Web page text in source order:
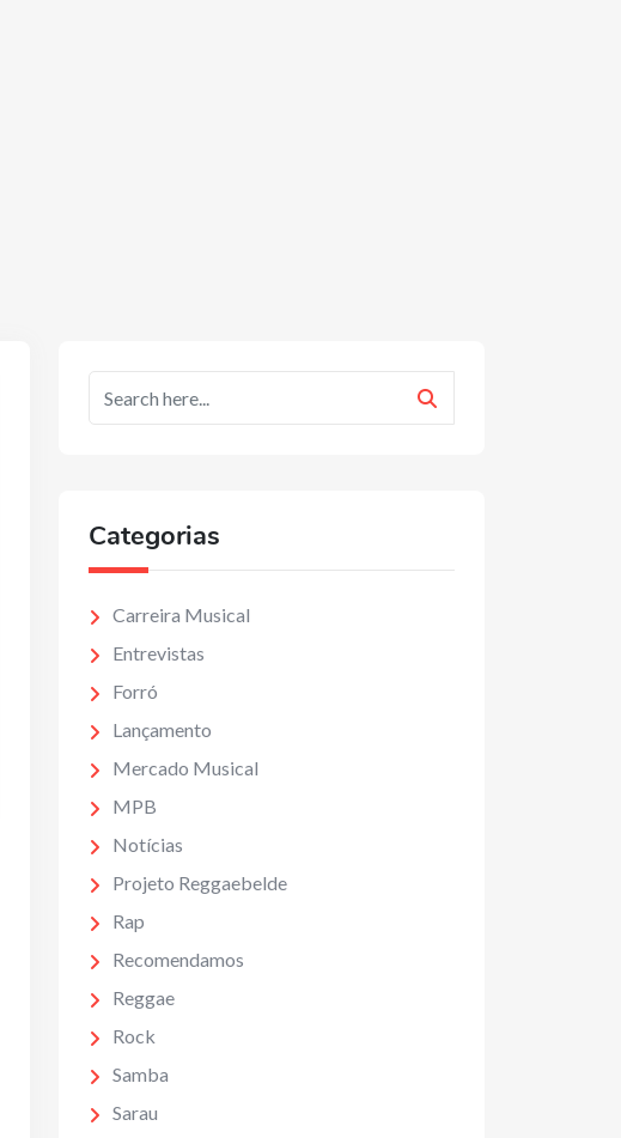
Categorias
Carreira Musical
Entrevistas
Forró
Lançamento
Mercado Musical
MPB
Notícias
Projeto Reggaebelde
Rap
Recomendamos
Reggae
Rock
Samba
Sarau